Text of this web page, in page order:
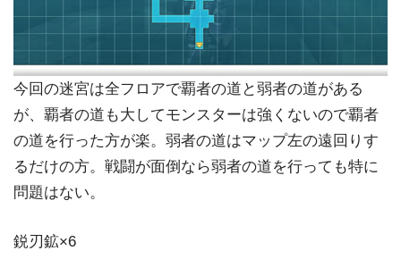
今回の迷宮は全フロアで覇者の道と弱者の道がある
が、覇者の道も大してモンスターは強くないので覇者
の道を行った方が楽。弱者の道はマップ左の遠回りす
るだけの方。戦闘が面倒なら弱者の道を行っても特に
問題はない。
鋭刃鉱×6